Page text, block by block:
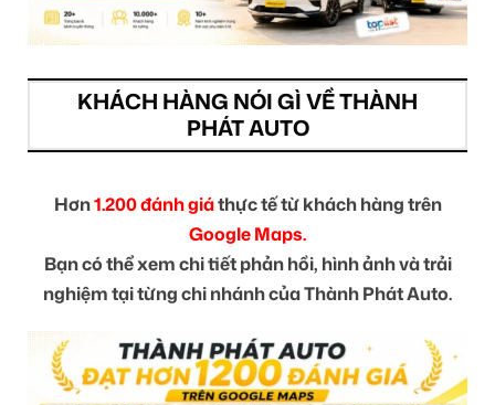
KHÁCH HÀNG NÓI GÌ VỀ THÀNH
PHÁT AUTO
Hơn1.200 đánh giáthực tế từ khách hàng trên
Google Maps.
Bạn có thể xem chi tiết phản hồi, hình ảnh và trải
nghiệm tại từng chi nhánh của Thành Phát Auto.